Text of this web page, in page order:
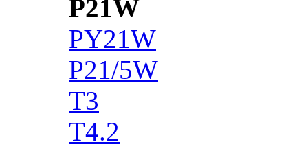
P21W
PY21W
P21/5W
T3
T4.2